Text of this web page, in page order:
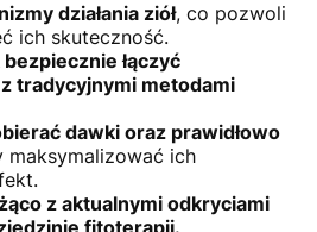
działania ziół, co pozwoli
ich skuteczność.
łączyć
tradycyjnymi metodami
dawki oraz prawidłowo
maksymalizować ich
z aktualnymi odkryciami
fitoterapii.